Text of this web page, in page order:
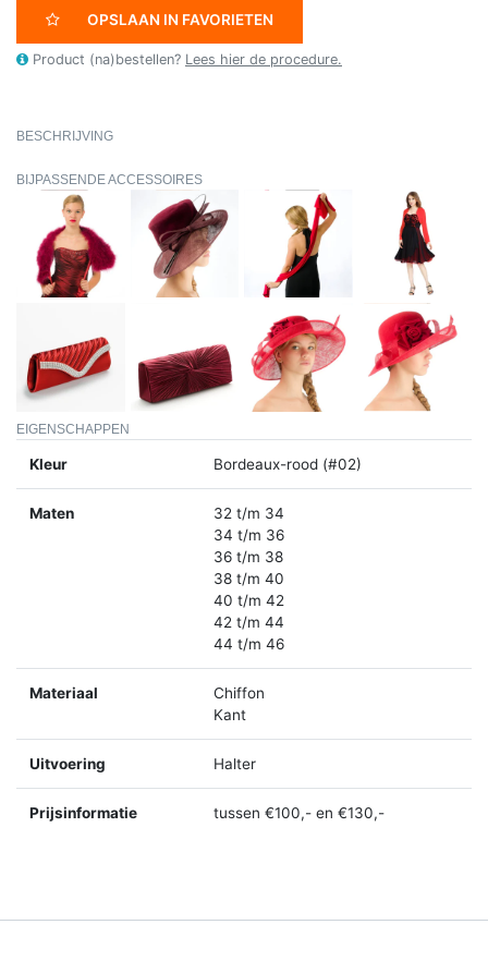
OPSLAAN IN FAVORIETEN
Product (na)bestellen? Lees hier de procedure.
BESCHRIJVING
BIJPASSENDE ACCESSOIRES
EIGENSCHAPPEN
Kleur Bordeaux-rood (#02)
Maten
32 t/m 34
34 t/m 36
36 t/m 38
38 t/m 40
40 t/m 42
42 t/m 44
44 t/m 46
Materiaal
Chiffon
Kant
Uitvoering Halter
Prijsinformatie tussen €100,- en €130,-